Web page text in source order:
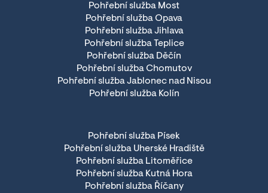
Pohřební služba Most
Pohřební služba Opava
Pohřební služba Jihlava
Pohřební služba Teplice
Pohřební služba Děčín
Pohřební služba Chomutov
Pohřební služba Jablonec nad Nisou
Pohřební služba Kolín
Pohřební služba Písek
Pohřební služba Uherské Hradiště
Pohřební služba Litoměřice
Pohřební služba Kutná Hora
Pohřební služba Říčany